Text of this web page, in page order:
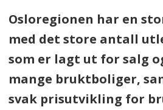
Osloregionen har en
med det store antall
som er lagt ut for salg
mange bruktboliger,
svak prisutvikling for